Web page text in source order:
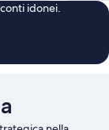
893 €idonei.